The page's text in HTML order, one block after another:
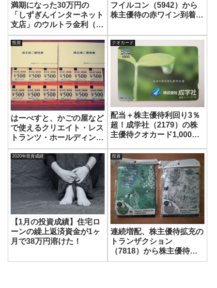
満期になった30万円の
「しずぎんインターネット
支店」のウルトラ金利（1
年0.26%）を1ヶ月定期に
預け直ししました！
フイルコン（5942）から
株主優待の赤ワイン到着！
です！
投資
はーべすと、かごの屋など
で使えるクリエイト・レス
トランツ・ホールディング
ス（3387）の株主優待券
が6,000円分到着！
クオカード
配当＋株主優待利回り3％
超！成学社（2179）の株
主優待クオカード1,000円
2020年投資成績
【1月の投資成績】住宅ロ
ーンの繰上返済資金が1ヶ
月で38万円溶けた！
投資
連続増配、株主優待拡充の
トランザクション
（7818）から株主優待の
エコバッグと多機能傘が到